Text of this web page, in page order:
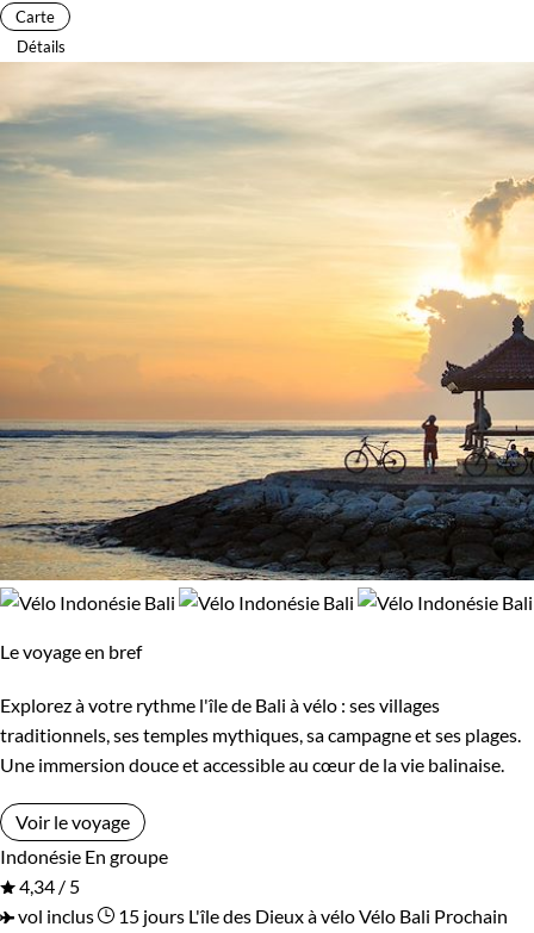
Carte
Détails
Le voyage en bref
Explorez à votre rythme l'île de Bali à vélo : ses villages
traditionnels, ses temples mythiques, sa campagne et ses plages.
Une immersion douce et accessible au cœur de la vie balinaise.
Voir le voyage
Indonésie En groupe
4,34 / 5
vol inclus
15 jours L'île des Dieux à véloVélo Bali Prochain